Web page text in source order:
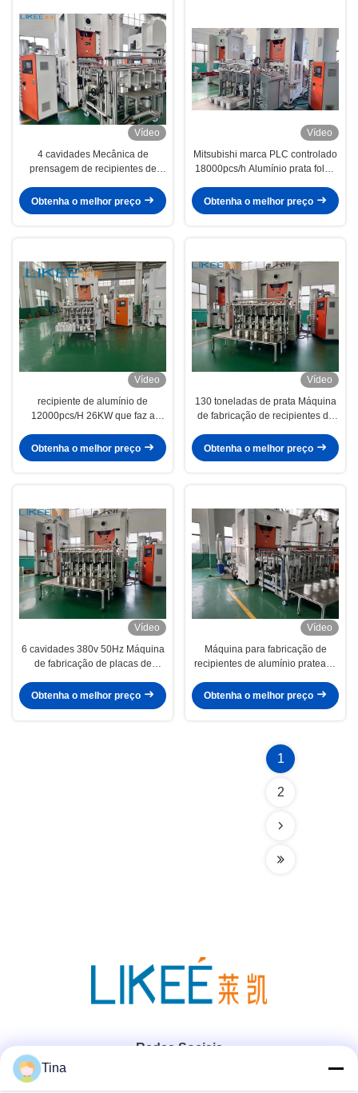
Vídeo
4 cavidades Mecânica de
prensagem de recipientes de
Obtenha o melhor preço
Vídeo
Mitsubishi marca PLC controlado
18000pcs/h Alumínio prata folha
fabricação
Obtenha o melhor preço
Vídeo
recipiente de alumínio de
12000pcs/H 26KW que faz a
da folha de prata
Obtenha o melhor preço
Vídeo
130 toneladas de prata Máquina
de fabricação de recipientes de
automática 380v 50Hz LK-T130
Obtenha o melhor preço
Vídeo
6 cavidades 380v 50Hz Máquina
de fabricação de placas de
Obtenha o melhor preço
Vídeo
Máquina para fabricação de
recipientes de alumínio prateado
Obtenha o melhor preço
1
2
Redes Sociais
Tina